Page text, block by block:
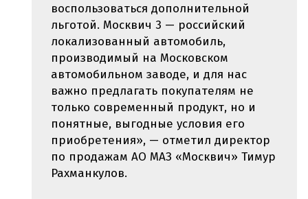
воспользоваться дополнительной
льготой. Москвич 3 — российский
локализованный автомобиль,
производимый на Московском
автомобильном заводе, и для нас
важно предлагать покупателям не
только современный продукт, но и
понятные, выгодные условия его
приобретения», — отметил директор
по продажам АО МАЗ «Москвич» Тимур
Рахманкулов.